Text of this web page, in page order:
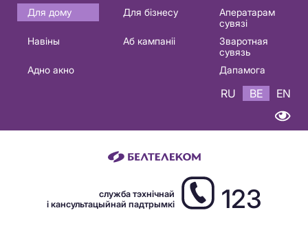
Основная
навигация
Для дому Для бізнесу
Аператарам
сувязі
Навіны
Аб кампаніі
Зваротная
сувязь
Адно акно
Дапамога
RU BE EN
служба тэхнічнай
і кансультацыйнай падтрымкі
123